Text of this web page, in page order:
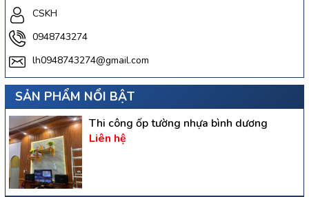
CSKH
0948743274
lh0948743274@gmail.com
SẢN PHẨM NỔI BẬT
Thi công ốp tường nhựa bình dương
Liên hệ